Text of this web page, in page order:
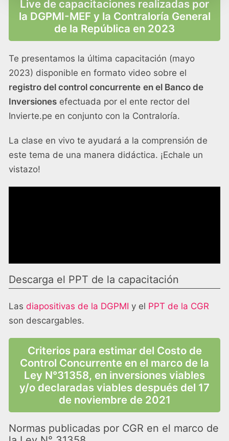
Live de capacitaciones realizadas por
la DGPMI-MEF y la Contraloría General
de la República en 2023
Te presentamos la última capacitación (mayo
2023) disponible en formato video sobre el
registro del control concurrente en el Banco de
Inversiones efectuada por el ente rector del
Invierte.pe en conjunto con la Contraloría.
La clase en vivo te ayudará a la comprensión de
este tema de una manera didáctica. ¡Echale un
vistazo!
Descarga el PPT de la capacitación
Las diapositivas de la DGPMI y el PPT de la CGR
son descargables.
Criterios para estimar del Costo de
Control Concurrente en el marco de la
Ley N°31358, en inversiones viables
y/o declaradas viables después del 17
de noviembre de 2021
Normas publicadas por CGR en el marco de